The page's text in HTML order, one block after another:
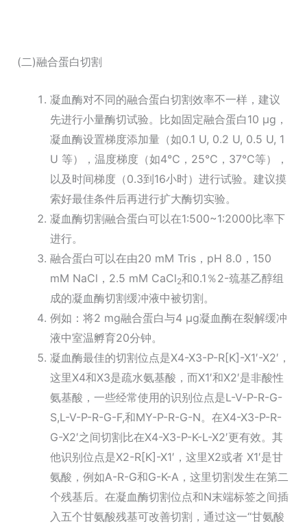
(二)融合蛋白切割
凝血酶对不同的融合蛋白切割效率不一样，建议
先进行小量酶切试验。比如固定融合蛋白10 μg，
凝血酶设置梯度添加量（如0.1 U, 0.2 U, 0.5 U, 1
U 等），温度梯度（如4℃，25℃，37℃等），
以及时间梯度（0.3到16小时）进行试验。建议摸
索好最佳条件后再进行扩大酶切实验。
凝血酶切割融合蛋白可以在1:500~1:2000比率下
进行。
融合蛋白可以在由20 mM Tris，pH 8.0，150
mM NaCl，2.5 mM CaCl2和0.1％2-巯基乙醇组
成的凝血酶切割缓冲液中被切割。
例如：将2 mg融合蛋白与4 µg凝血酶在裂解缓冲
液中室温孵育20分钟。
凝血酶最佳的切割位点是X4-X3-P-R[K]-X1′-X2′，
这里X4和X3是疏水氨基酸，而X1′和X2′是非酸性
氨基酸，一些经常使用的识别位点是L-V-P-R-G-
S,L-V-P-R-G-F,和MY-P-R-G-N。在X4-X3-P-R-
G-X2′之间切割比在X4-X3-P-K-L-X2′更有效。其
他识别位点是X2-R[K]-X1′，这里X2或者 X1′是甘
氨酸，例如A-R-G和G-K-A，这里切割发生在第二
个残基后。在凝血酶切割位点和N末端标签之间插
入五个甘氨酸残基可改善切割，通过这一“甘氨酸